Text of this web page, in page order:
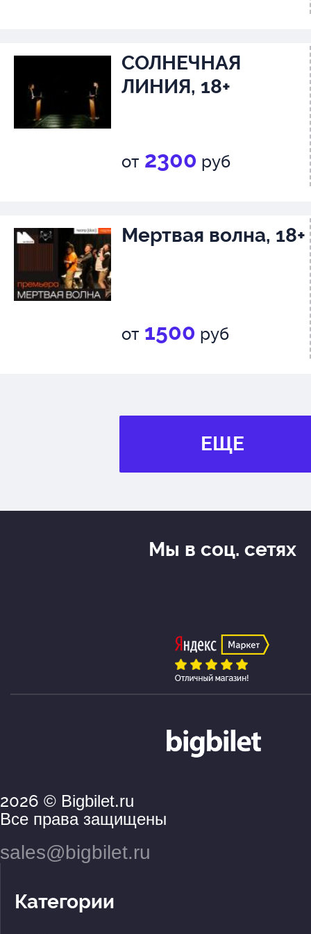
СОЛНЕЧНАЯ
ЛИНИЯ, 18+
от 2300 руб
Мертвая волна, 18+
от 1500 руб
ЕЩЕ
2026 © Bigbilet.ru
Все права защищены
sales@bigbilet.ru
Категории
Мы в соц. сетях